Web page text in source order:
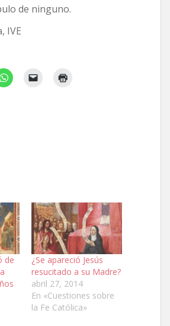
de ninguno.
IVE
de
¿Se apareció Jesús
resucitado a su Madre?
abril 27, 2014
En «Cuestiones sobre
la Fe Católica»